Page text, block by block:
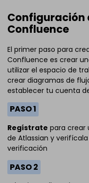
Configuración
Confluence
El primer paso para
Confluence es crear
utilizar el espacio de
crear diagramas de
establecer tu cuenta
PASO 1
Regístrate para crear
de Atlassian y
verificación
PASO 2